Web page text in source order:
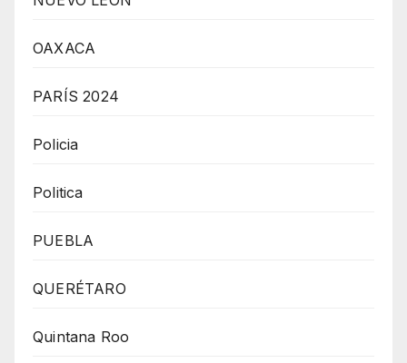
OAXACA
PARÍS 2024
Policia
Politica
PUEBLA
QUERÉTARO
Quintana Roo